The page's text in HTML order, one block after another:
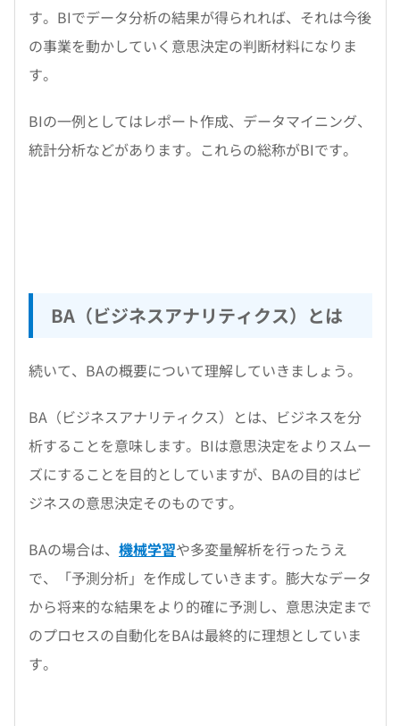
す。BIでデータ分析の結果が得られれば、それは今後
の事業を動かしていく意思決定の判断材料になりま
す。
BIの一例としてはレポート作成、データマイニング、
統計分析などがあります。これらの総称がBIです。
BA（ビジネスアナリティクス）とは
続いて、BAの概要について理解していきましょう。
BA（ビジネスアナリティクス）とは、ビジネスを分
析することを意味します。BIは意思決定をよりスムー
ズにすることを目的としていますが、BAの目的はビ
ジネスの意思決定そのものです。
BAの場合は、 機械学習や多変量解析を行ったうえ
で、「予測分析」を作成していきます。膨大なデータ
から将来的な結果をより的確に予測し、意思決定まで
のプロセスの自動化をBAは最終的に理想としていま
す。